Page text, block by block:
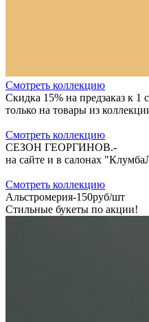
Cмотреть коллекцию
Скидка 15% на предзаказ к 1
только на товары из
Cмотреть коллекцию
СЕЗОН ГЕОРГИНОВ.-
на сайте и в салонах
Cмотреть коллекцию
Альстромерия-150руб/шт
Стильные букеты по акции!